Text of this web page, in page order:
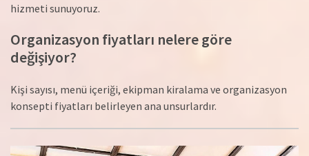
hizmeti sunuyoruz.
Organizasyon fiyatları nelere göre
değişiyor?
Kişi sayısı, menü içeriği, ekipman kiralama ve organizasyon
konsepti fiyatları belirleyen ana unsurlardır.